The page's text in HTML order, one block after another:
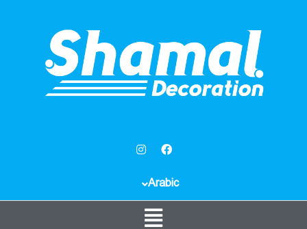
Arabic